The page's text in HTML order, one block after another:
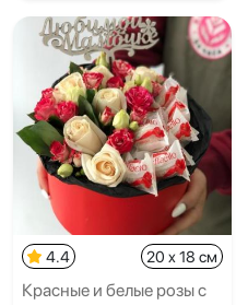
4.4 20 x 18 см
Красные и белые розы с